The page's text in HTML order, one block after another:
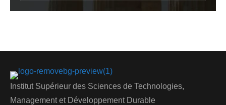
Institut Supérieur des Sciences de Technologies,
Management et Développement Durable